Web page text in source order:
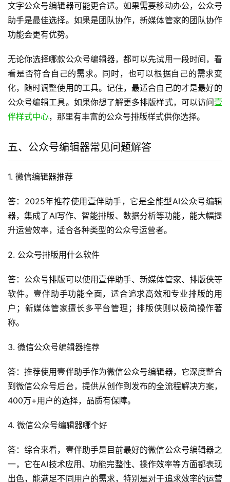
文字公众号编辑器可能更合适。如果需要移动办公，公众号
助手是最佳选择。如果是团队协作，新媒体管家的团队协作
功能会更有优势。
无论你选择哪款公众号编辑器，都可以先试用一段时间，看
看是否符合自己的需求。同时，也可以根据自己的需求变
化，随时调整使用的工具。记住，最适合自己的才是最好的
公众号编辑工具。如果你想了解更多排版样式，可以访问壹
伴样式中心，那里有丰富的公众号排版样式供你选择。
五、公众号编辑器常见问题解答
1. 微信编辑器推荐
答：2025年推荐使用壹伴助手，它是全能型AI公众号编辑
器，集成了AI写作、智能排版、数据分析等功能，能大幅提
升运营效率，适合各种类型的公众号运营者。
2. 公众号排版用什么软件
答：公众号排版可以使用壹伴助手、新媒体管家、排版侠等
软件。壹伴助手功能全面，适合追求高效和专业排版的用
户；新媒体管家擅长多平台管理；排版侠则以极简操作著
称。
3. 微信公众号编辑器推荐
答：推荐使用壹伴助手作为微信公众号编辑器，它深度整合
到微信公众号后台，提供从创作到发布的全流程解决方案，
400万+用户的选择，品质有保障。
4. 微信公众号编辑器哪个好
答：综合来看，壹伴助手是目前最好的微信公众号编辑器之
一，它在AI技术应用、功能完整性、操作效率等方面都表现
出色，能满足不同用户的需求，特别是对于追求效率的运营